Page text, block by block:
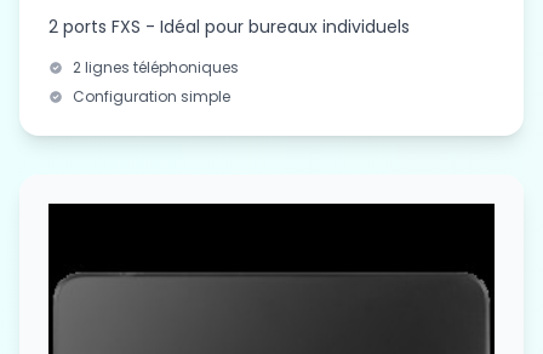
Virtualisation & Datacenter Services
2 ports FXS - Idéal pour bureaux individuels
2 lignes téléphoniques
Configuration simple